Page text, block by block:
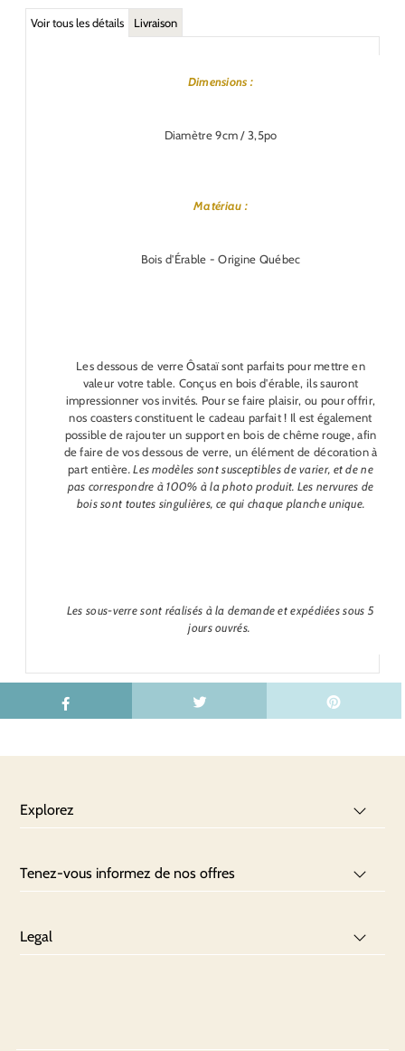
Voir tous les détails Livraison
Dimensions :
Diamètre 9cm / 3,5po
Matériau :
Bois d'Érable - Origine Québec
Les dessous de verre Ôsataï sont parfaits pour mettre en
valeur votre table. Conçus en bois d'érable, ils sauront
impressionner vos invités. Pour se faire plaisir, ou pour offrir,
nos coasters constituent le cadeau parfait ! Il est également
possible de rajouter un support en bois de chême rouge, afin
de faire de vos dessous de verre, un élément de décoration à
part entière. Les modèles sont susceptibles de varier, et de ne
pas correspondre à 100% à la photo produit. Les nervures de
bois sont toutes singulières, ce qui chaque planche unique.
Les sous-verre sont réalisés à la demande et expédiées sous 5
jours ouvrés.
Explorez
Tenez-vous informez de nos offres
Legal